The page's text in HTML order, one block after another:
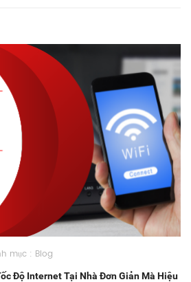
mục : Blog
Độ Internet Tại Nhà Đơn Giản Mà Hiệu